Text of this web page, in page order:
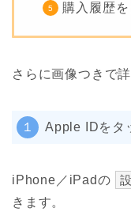
購入履歴
さらに画像つきで
１ Apple IDをタ
iPhone／iPadの
きます。